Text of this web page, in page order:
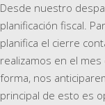
Desde nuestro
planificación fiscal.
planifica el cierre
realizamos en el
forma, nos
principal de esto es